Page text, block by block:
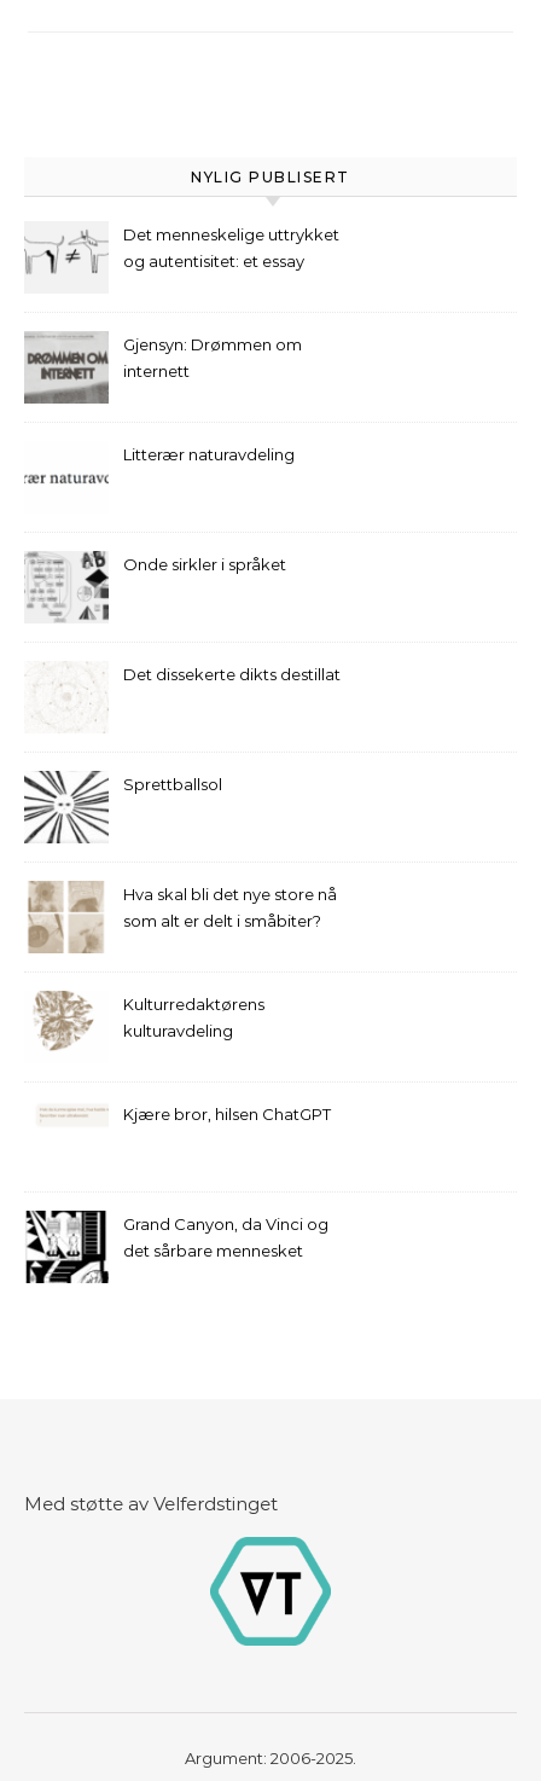
NYLIG PUBLISERT
Det menneskelige uttrykket
og autentisitet: et essay
Gjensyn: Drømmen om
internett
Litterær naturavdeling
Onde sirkler i språket
Det dissekerte dikts destillat
Sprettballsol
Hva skal bli det nye store nå
som alt er delt i småbiter?
Kulturredaktørens
kulturavdeling
Kjære bror, hilsen ChatGPT
Grand Canyon, da Vinci og
det sårbare mennesket
Med støtte av Velferdstinget
Argument: 2006-2025.